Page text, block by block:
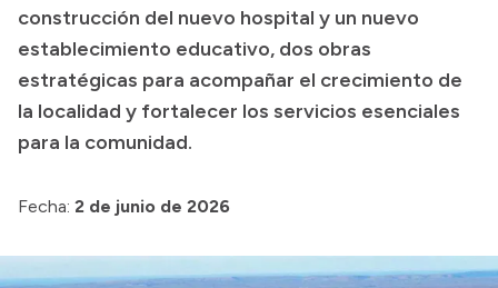
Compras y licitaciones
Consulta de expedientes
Consulta de pago a proveedores
Convocatorias
Login
construcción del nuevo hospital y un nuevo
establecimiento educativo, dos obras
estratégicas para acompañar el crecimiento de
la localidad y fortalecer los servicios esenciales
para la comunidad.
Fecha: 2 de junio de 2026